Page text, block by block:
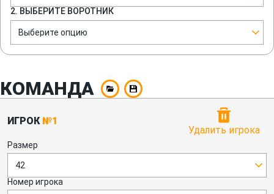
2. ВЫБЕРИТЕ ВОРОТНИК
Выберите опцию
КОМАНДА
ИГРОК №1
Удалить игрока
Размер
42
Номер игрока